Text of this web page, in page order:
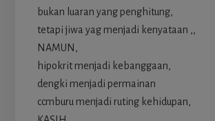
bukan luaran yang penghitung,
tetapi jiwa yag menjadi kenyataan ,,
NAMUN,
hipokrit menjadi kebanggaan,
dengki menjadi permainan
ccmburu menjadi ruting kehidupan,